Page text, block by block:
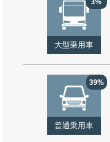
大型乗用車
39%
普通乗用車